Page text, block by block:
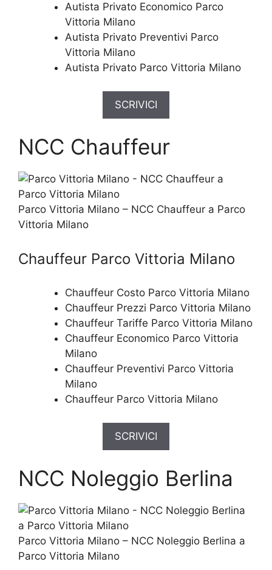
Autista Privato Economico Parco
Vittoria Milano
Autista Privato Preventivi Parco
Vittoria Milano
Autista Privato Parco Vittoria Milano
SCRIVICI
NCC Chauffeur
Parco Vittoria Milano – NCC Chauffeur a Parco
Vittoria Milano
Chauffeur Parco Vittoria Milano
Chauffeur Costo Parco Vittoria Milano
Chauffeur Prezzi Parco Vittoria Milano
Chauffeur Tariffe Parco Vittoria Milano
Chauffeur Economico Parco Vittoria
Milano
Chauffeur Preventivi Parco Vittoria
Milano
Chauffeur Parco Vittoria Milano
SCRIVICI
NCC Noleggio Berlina
Parco Vittoria Milano – NCC Noleggio Berlina a
Parco Vittoria Milano